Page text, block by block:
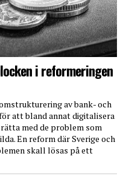
i reformeringen
av bank- och
att bland annat digitalisera
med de problem som
En reform där Sverige och
skall lösas på ett